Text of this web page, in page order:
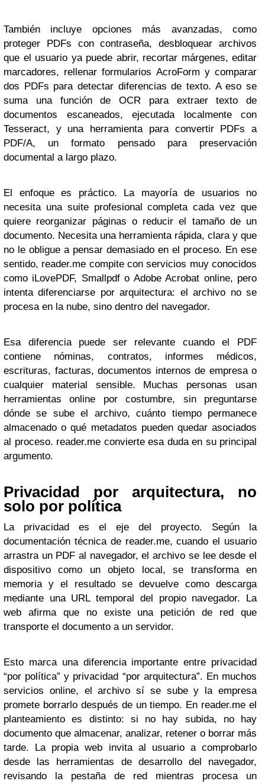
También incluye opciones más avanzadas, como
proteger PDFs con contraseña, desbloquear archivos
que el usuario ya puede abrir, recortar márgenes, editar
marcadores, rellenar formularios AcroForm y comparar
dos PDFs para detectar diferencias de texto. A eso se
suma una función de OCR para extraer texto de
documentos escaneados, ejecutada localmente con
Tesseract, y una herramienta para convertir PDFs a
PDF/A, un formato pensado para preservación
documental a largo plazo.
El enfoque es práctico. La mayoría de usuarios no
necesita una suite profesional completa cada vez que
quiere reorganizar páginas o reducir el tamaño de un
documento. Necesita una herramienta rápida, clara y que
no le obligue a pensar demasiado en el proceso. En ese
sentido, reader.me compite con servicios muy conocidos
como iLovePDF, Smallpdf o Adobe Acrobat online, pero
intenta diferenciarse por arquitectura: el archivo no se
procesa en la nube, sino dentro del navegador.
Esa diferencia puede ser relevante cuando el PDF
contiene nóminas, contratos, informes médicos,
escrituras, facturas, documentos internos de empresa o
cualquier material sensible. Muchas personas usan
herramientas online por costumbre, sin preguntarse
dónde se sube el archivo, cuánto tiempo permanece
almacenado o qué metadatos pueden quedar asociados
al proceso. reader.me convierte esa duda en su principal
argumento.
Privacidad por arquitectura, no
solo por política
La privacidad es el eje del proyecto. Según la
documentación técnica de reader.me, cuando el usuario
arrastra un PDF al navegador, el archivo se lee desde el
dispositivo como un objeto local, se transforma en
memoria y el resultado se devuelve como descarga
mediante una URL temporal del propio navegador. La
web afirma que no existe una petición de red que
transporte el documento a un servidor.
Esto marca una diferencia importante entre privacidad
“por política” y privacidad “por arquitectura”. En muchos
servicios online, el archivo sí se sube y la empresa
promete borrarlo después de un tiempo. En reader.me el
planteamiento es distinto: si no hay subida, no hay
documento que almacenar, analizar, retener o borrar más
tarde. La propia web invita al usuario a comprobarlo
desde las herramientas de desarrollo del navegador,
revisando la pestaña de red mientras procesa un